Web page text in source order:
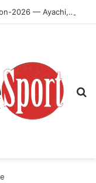
Championnats du monde U-20, Oregon-2026 — Ayachi, Dissa, Touahria et Ghezali en finale